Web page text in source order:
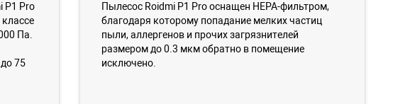
P1 Pro
Па.
75
Пылесос Roidmi P1 Pro оснащен НЕРА-фильтром,
благодаря которому попадание мелких частиц
пыли, аллергенов и прочих загрязнителей
размером до 0.3 мкм обратно в помещение
исключено.